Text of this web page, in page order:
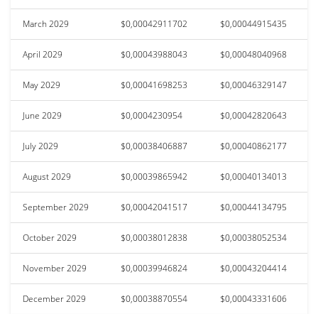
March 2029 $0,00042911702 $0,00044915435
April 2029 $0,00043988043 $0,00048040968
May 2029 $0,00041698253 $0,00046329147
June 2029 $0,0004230954 $0,00042820643
July 2029 $0,00038406887 $0,00040862177
August 2029 $0,00039865942 $0,00040134013
September 2029 $0,00042041517 $0,00044134795
October 2029 $0,00038012838 $0,00038052534
November 2029 $0,00039946824 $0,00043204414
December 2029 $0,00038870554 $0,00043331606